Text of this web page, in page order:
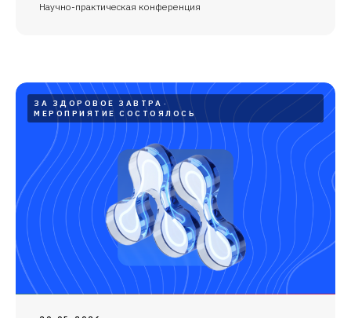
Научно-практическая конференция
ЗА ЗДОРОВОЕ ЗАВТРА
МЕРОПРИЯТИЕ СОСТОЯЛОСЬ